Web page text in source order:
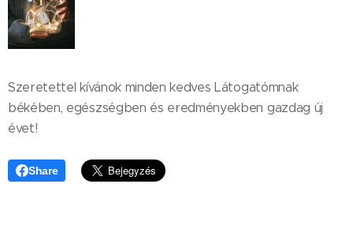
Szeretettel kívánok minden kedves Látogatómnak
békében, egészségben és eredményekben gazdag új
évet! 💝
Share